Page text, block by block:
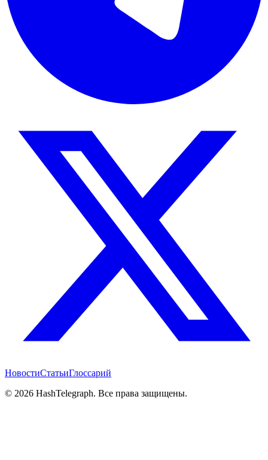
НовостиСтатьиГлоссарий
© 2026 HashTelegraph. Все права защищены.